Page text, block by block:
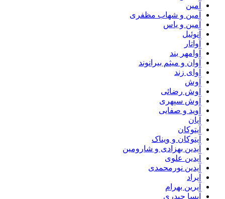
آمین
آمین و شهاب مظفری
آمین و یاس
آنوئیل
آواتار
آوامهر بند
آوان و میثم بیرانوند
آوای زند
آوش
آوش رضائی
آوش سپهری
آوید و صفایی
آیان
آیتوکان
آیتوکان و ویناک
آیدین بهزادی و شارومین
آیدین علوی
آیدین نورمحمدی
آیراد
آیرین بهرام
آیسا حیدری